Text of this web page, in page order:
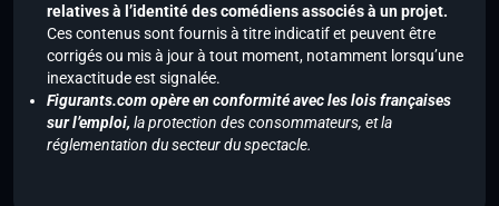
relatives à l’identité des comédiens associés à un projet.
Ces contenus sont fournis à titre indicatif et peuvent être
corrigés ou mis à jour à tout moment, notamment lorsqu’une
inexactitude est signalée.
Figurants.com opère en conformité avec les lois françaises
sur l’emploi, la protection des consommateurs, et la
réglementation du secteur du spectacle.